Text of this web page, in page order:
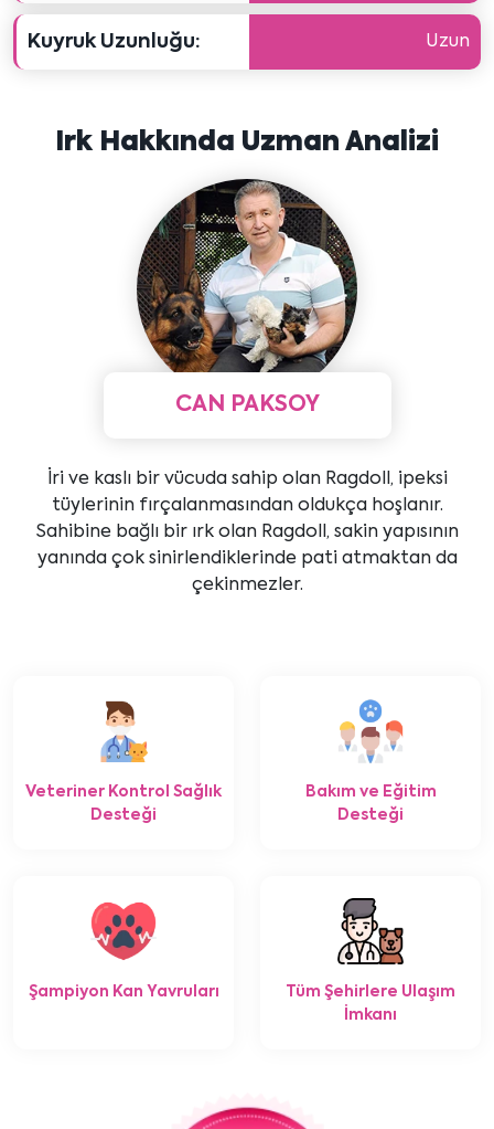
Kuyruk Uzunluğu: Uzun
Irk Hakkında Uzman Analizi
CAN PAKSOY
İri ve kaslı bir vücuda sahip olan Ragdoll, ipeksi
tüylerinin fırçalanmasından oldukça hoşlanır.
Sahibine bağlı bir ırk olan Ragdoll, sakin yapısının
yanında çok sinirlendiklerinde pati atmaktan da
çekinmezler.
Veteriner Kontrol Sağlık
Desteği
Bakım ve Eğitim
Desteği
Şampiyon Kan Yavruları
Tüm Şehirlere Ulaşım
İmkanı